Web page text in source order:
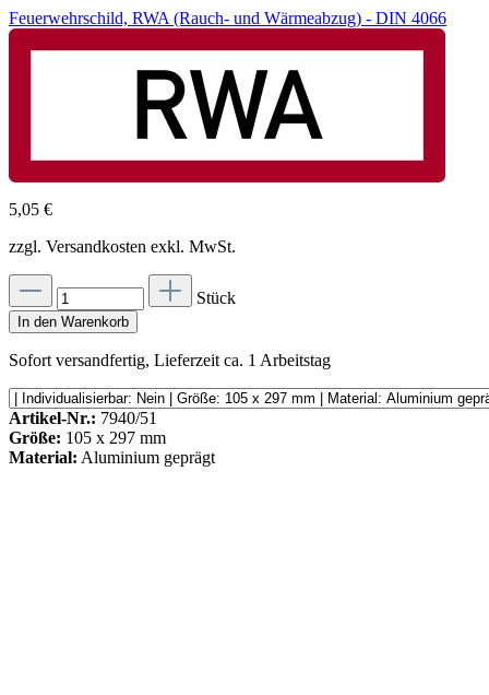
Feuerwehrschild, RWA (Rauch- und Wärmeabzug) - DIN 4066
5,05 €
zzgl. Versandkosten exkl. MwSt.
Stück
In den Warenkorb
Sofort versandfertig, Lieferzeit ca. 1 Arbeitstag
Artikel-Nr.: 7940/51
Größe: 105 x 297 mm
Material: Aluminium geprägt